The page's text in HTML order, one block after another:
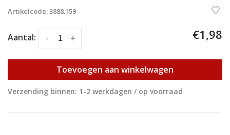
Artikelcode:3888.159
Aantal: +
- €1,98
Toevoegen aan winkelwagen
Verzending binnen: 1-2 werkdagen / op voorraad